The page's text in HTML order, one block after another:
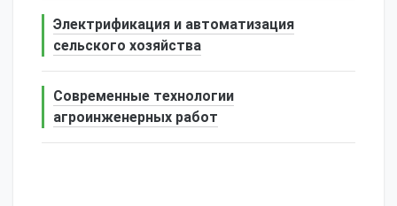
Электрификация и автоматизация
сельского хозяйства
Современные технологии
агроинженерных работ